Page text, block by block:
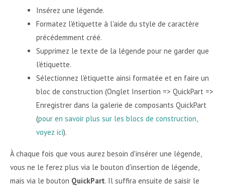
Insérez une légende.
Formatez l'étiquette à l'aide du style de caractère
précédemment créé.
Supprimez le texte de la légende pour ne garder que
l'étiquette.
Sélectionnez l'étiquette ainsi formatée et en faire un
bloc de construction (Onglet Insertion => QuickPart =>
Enregistrer dans la galerie de composants QuickPart
(pour en savoir plus sur les blocs de construction,
voyez ici).
À chaque fois que vous aurez besoin d'insérer une légende,
vous ne le ferez plus via le bouton d'insertion de légende,
mais via le bouton QuickPart. Il suffira ensuite de saisir le